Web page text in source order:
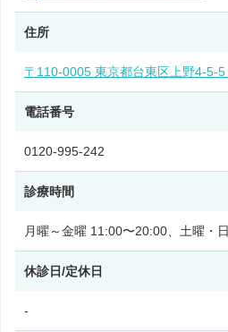
住所
〒110-0005 東京都台東区上野4-5-
電話番号
0120-995-242
診療時間
月曜～金曜 11:00〜20:00、土曜・
休診日/定休日
-